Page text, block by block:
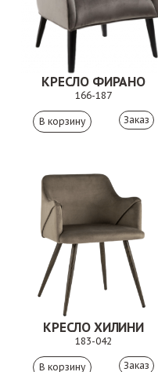
КРЕСЛО ФИРАНО
166-187
Заказ
КРЕСЛО ХИЛИНИ
183-042
Заказ